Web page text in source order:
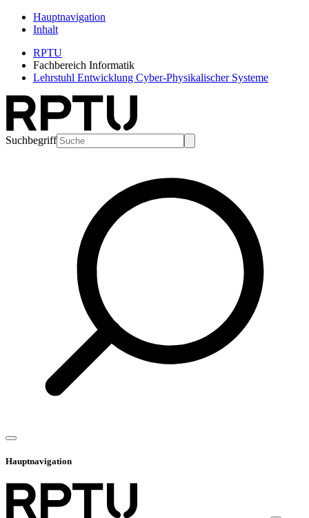
Hauptnavigation
Inhalt
RPTU
Fachbereich Informatik
Lehrstuhl Entwicklung Cyber-Physikalischer Systeme
Suchbegriff
Hauptnavigation